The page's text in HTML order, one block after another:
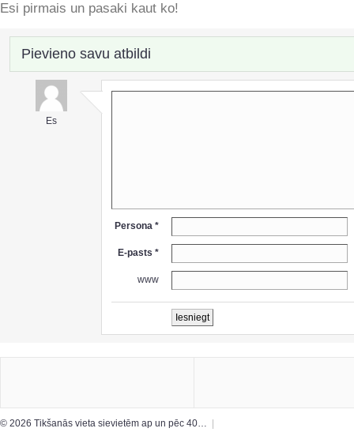
Esi pirmais un pasaki kaut ko!
Pievieno savu atbildi
Es
Persona *
E-pasts *
www
© 2026 Tikšanās vieta sievietēm ap un pēc 40…